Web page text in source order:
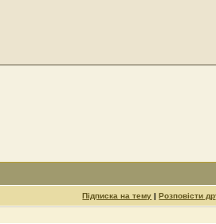
Підписка на тему |Розповісти